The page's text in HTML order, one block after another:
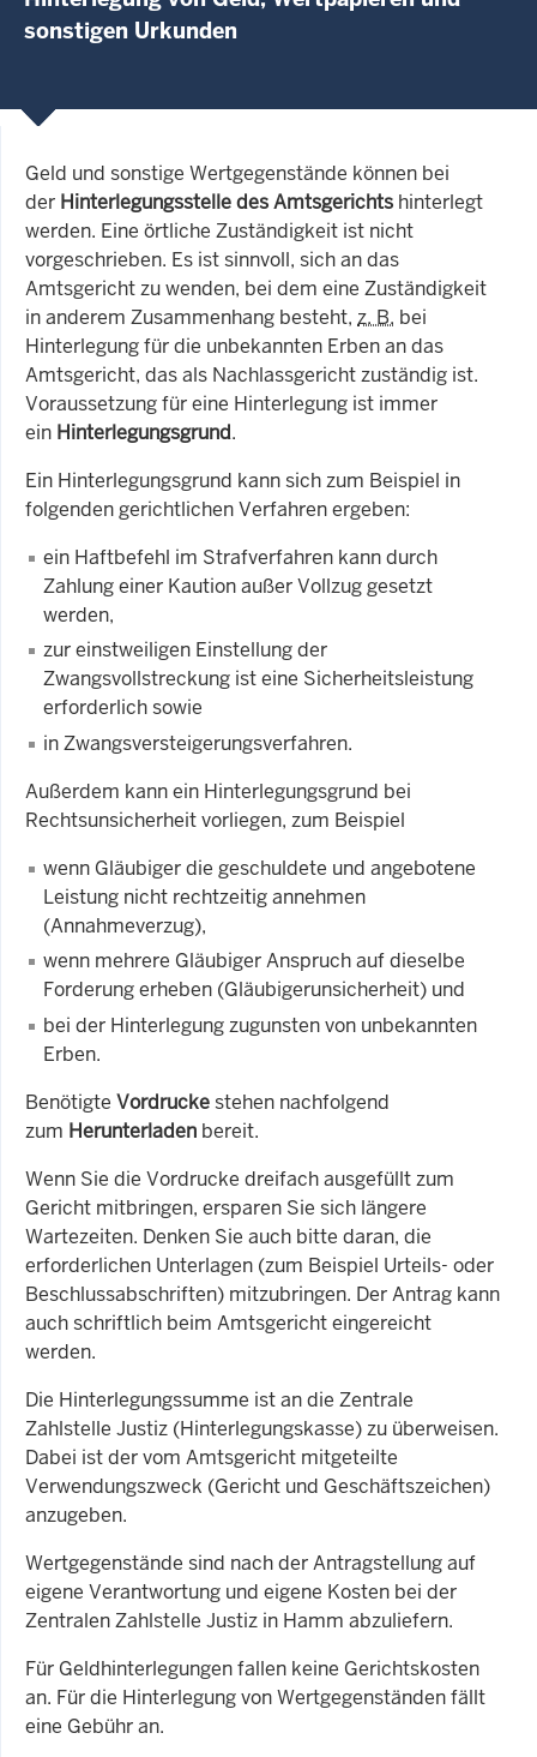
sonstigen Urkunden
Geld und sonstige Wertgegenstände können bei
der Hinterlegungsstelledes Amtsgerichts hinterlegt
werden. Eine örtliche Zuständigkeit ist nicht
vorgeschrieben. Es ist sinnvoll, sich an das
Amtsgericht zu wenden, bei dem eine Zuständigkeit
in anderem Zusammenhang besteht, z. B. bei
Hinterlegung für die unbekannten Erben an das
Amtsgericht, das als Nachlassgericht zuständig ist.
Voraussetzung für eine Hinterlegung ist immer
ein Hinterlegungsgrund.
Ein Hinterlegungsgrund kann sich zum Beispiel in
folgenden gerichtlichen Verfahren ergeben:
ein Haftbefehl im Strafverfahren kann durch
Zahlung einer Kaution außer Vollzug gesetzt
werden,
zur einstweiligen Einstellung der
Zwangsvollstreckung ist eine Sicherheitsleistung
erforderlich sowie
in Zwangsversteigerungsverfahren.
Außerdem kann ein Hinterlegungsgrund bei
Rechtsunsicherheit vorliegen, zum Beispiel
wenn Gläubiger die geschuldete und angebotene
Leistung nicht rechtzeitig annehmen
(Annahmeverzug),
wenn mehrere Gläubiger Anspruch auf dieselbe
Forderung erheben (Gläubigerunsicherheit) und
bei der Hinterlegung zugunsten von unbekannten
Erben.
Benötigte Vordruckestehen nachfolgend
zum Herunterladen bereit.
Wenn Sie die Vordrucke dreifach ausgefüllt zum
Gericht mitbringen, ersparen Sie sich längere
Wartezeiten. Denken Sie auch bitte daran, die
erforderlichen Unterlagen (zum Beispiel Urteils- oder
Beschlussabschriften) mitzubringen. Der Antrag kann
auch schriftlich beim Amtsgericht eingereicht
werden.
Die Hinterlegungssumme istan die Zentrale
Zahlstelle Justiz (Hinterlegungskasse) zu überweisen.
Dabei ist der vom Amtsgericht mitgeteilte
Verwendungszweck (Gericht und Geschäftszeichen)
anzugeben.
Wertgegenstände sind nach der Antragstellung auf
eigene Verantwortung und eigene Kosten bei der
Zentralen Zahlstelle Justiz in Hamm abzuliefern.
Für Geldhinterlegungen fallen keine Gerichtskosten
an. Für die Hinterlegung von Wertgegenständen fällt
eine Gebühr an.